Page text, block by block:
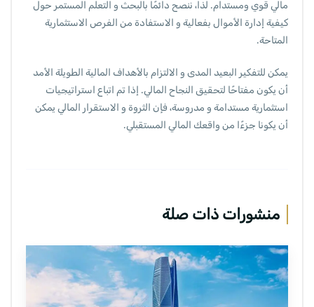
مالي قوي ومستدام. لذا، ننصح دائمًا بالبحث و التعلم المستمر حول
كيفية إدارة الأموال بفعالية و الاستفادة من الفرص الاستثمارية
المتاحة.
يمكن للتفكير البعيد المدى و الالتزام بالأهداف المالية الطويلة الأمد
أن يكون مفتاحًا لتحقيق النجاح المالي. إذا تم اتباع استراتيجيات
استثمارية مستدامة و مدروسة، فإن الثروة و الاستقرار المالي يمكن
أن يكونا جزءًا من واقعك المالي المستقبلي.
منشورات ذات صلة